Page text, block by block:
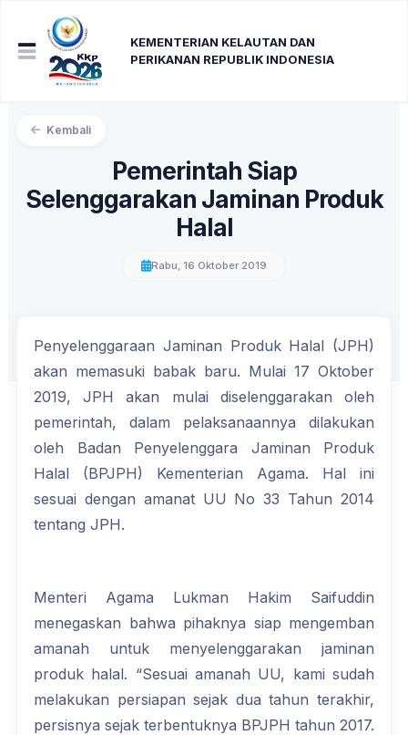
KEMENTERIAN KELAUTAN DAN
PERIKANAN REPUBLIK INDONESIA
Kembali
Pemerintah Siap
Selenggarakan Jaminan Produk
Halal
Rabu, 16 Oktober 2019
Penyelenggaraan Jaminan Produk Halal (JPH)
akan memasuki babak baru. Mulai 17 Oktober
2019, JPH akan mulai diselenggarakan oleh
pemerintah, dalam pelaksanaannya dilakukan
oleh Badan Penyelenggara Jaminan Produk
Halal (BPJPH) Kementerian Agama. Hal ini
sesuai dengan amanat UU No 33 Tahun 2014
tentang JPH.
Menteri Agama Lukman Hakim Saifuddin
menegaskan bahwa pihaknya siap mengemban
amanah untuk menyelenggarakan jaminan
produk halal. “Sesuai amanah UU, kami sudah
melakukan persiapan sejak dua tahun terakhir,
persisnya sejak terbentuknya BPJPH tahun 2017.